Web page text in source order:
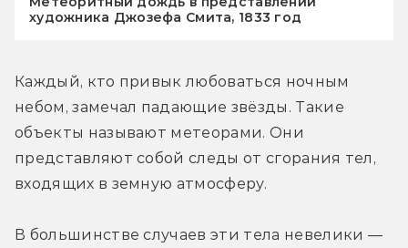
художника Джозефа Смита, 1833 год
Каждый, кто привык любоваться ночным
небом, замечал падающие звёзды. Такие
объекты называют метеорами. Они
представляют собой следы от сгорания тел,
входящих в земную атмосферу.
В большинстве случаев эти тела невелики —